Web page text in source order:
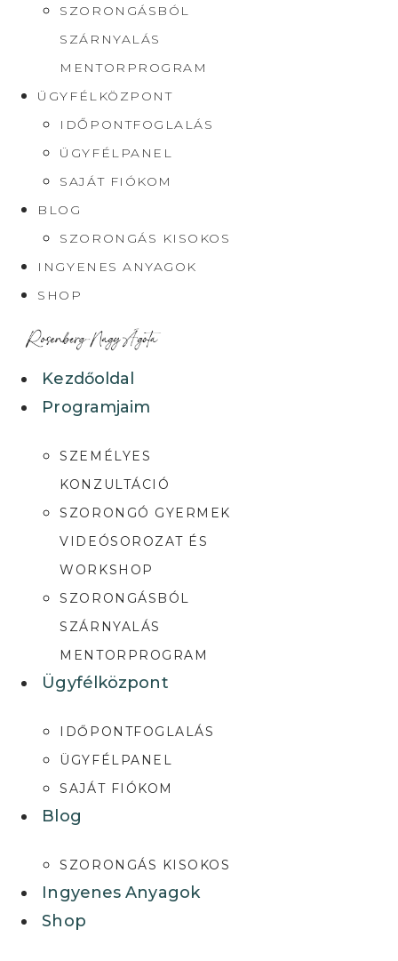
SZORONGÁSBÓL
SZÁRNYALÁS
MENTORPROGRAM
ÜGYFÉLKÖZPONT
IDŐPONTFOGLALÁS
ÜGYFÉLPANEL
SAJÁT FIÓKOM
BLOG
SZORONGÁS KISOKOS
INGYENES ANYAGOK
SHOP
Kezdőoldal
Programjaim
SZEMÉLYES
KONZULTÁCIÓ
SZORONGÓ GYERMEK
VIDEÓSOROZAT ÉS
WORKSHOP
SZORONGÁSBÓL
SZÁRNYALÁS
MENTORPROGRAM
Ügyfélközpont
IDŐPONTFOGLALÁS
ÜGYFÉLPANEL
SAJÁT FIÓKOM
Blog
SZORONGÁS KISOKOS
Ingyenes Anyagok
Shop